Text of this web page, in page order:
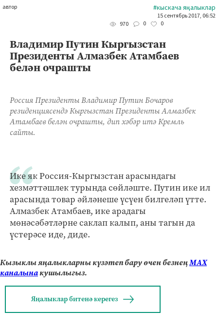
автор #кыскача яңалыклар
15 сентябрь 2017, 06:52
970
0 0
Владимир Путин Кыргызстан
Президенты Алмазбек Атамбаев
белән очрашты
Россия Президенты Владимир Путин Бочаров
резиденциясендә Кыргызстан Президенты Алмазбек
Атамбаев белән очрашты, дип хәбәр итә Кремль
сайты.
Ике як Россия-Кыргызстан арасындагы
хезмәттәшлек турында сөйләште. Путин ике ил
арасында товар әйләнеше үсүен билгеләп үтте.
Алмазбек Атамбаев, ике арадагы
мөнәсәбәтләрне саклап калып, аны тагын да
үстерәсе иде, диде.
Кызыклы яңалыкларны күзәтеп бару өчен безнеңМАХ
каналынакушылыгыз.
Яңалыклар битенә керегез